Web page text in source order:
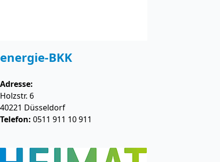
energie-BKK
Adresse:
Holzstr. 6
40221 Düsseldorf
Telefon: 0511 911 10 911